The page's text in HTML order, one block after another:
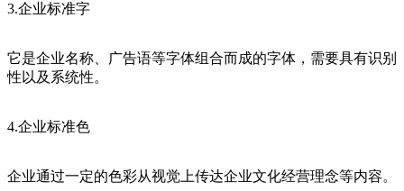
3.企业标准字
它是企业名称、广告语等字体组合而成的字体，需要具有识别
性以及系统性。
4.企业标准色
企业通过一定的色彩从视觉上传达企业文化经营理念等内容。